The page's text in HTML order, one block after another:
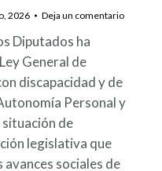
2026 Deja un comentario
Diputados ha
General de
discapacidad y de
Personal y
situación de
legislativa que
avances sociales de